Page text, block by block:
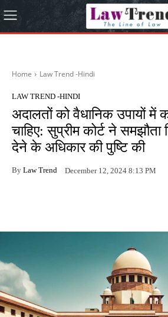
Home Law Trend -Hindi
LAW TREND -HINDI
अदालतों को वैधानिक उपायों में
चाहिए: सुप्रीम कोर्ट ने समझौता
देने के अधिकार की पुष्टि की
By Law Trend December 12, 2024 8:13 PM